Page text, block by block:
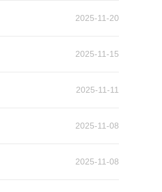
2025-11-20
2025-11-15
2025-11-11
2025-11-08
2025-11-08